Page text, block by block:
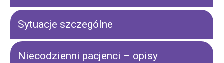
Sytuacje szczególne
Niecodzienni pacjenci – opisy